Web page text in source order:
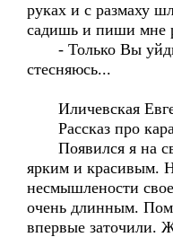
руках и с размаху
садишь и пиши мне
- Только Вы
стесняюсь...
Иличевская
Рассказ про
Появился я на
ярким и красивым.
несмышлености
очень длинным.
впервые заточили.